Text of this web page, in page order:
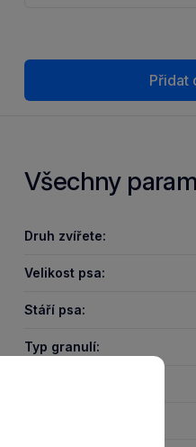
Přidat
Všechny
Druh zvířete:
Velikost psa:
Stáří psa:
Typ granulí: